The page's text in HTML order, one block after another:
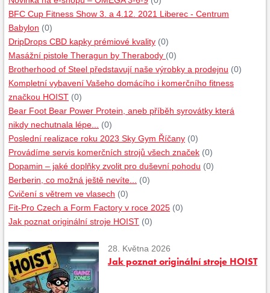
BFC Cup Fitness Show 3. a 4.12. 2021 Liberec - Centrum
Babylon (0)
DripDrops CBD kapky prémiové kvality (0)
Masážní pistole Theragun by Therabody (0)
Brotherhood of Steel představují naše výrobky a prodejnu (0)
Kompletní vybavení Vašeho domácího i komerčního fitness
značkou HOIST (0)
Bear Foot Bear Power Protein, aneb příběh syrovátky která
nikdy nechutnala lépe...
(0)
Poslední realizace roku 2023 Sky Gym Říčany (0)
Provádíme servis komerčních strojů všech značek (0)
Dopamin – jaké doplňky zvolit pro duševní pohodu (0)
Berberin, co možná ještě nevíte...
(0)
Cvičení s větrem ve vlasech (0)
Fit-Pro Czech a Form Factory v roce 2025 (0)
Jak poznat originální stroje HOIST (0)
28. Května 2026
Jak poznat originální stroje HOIST